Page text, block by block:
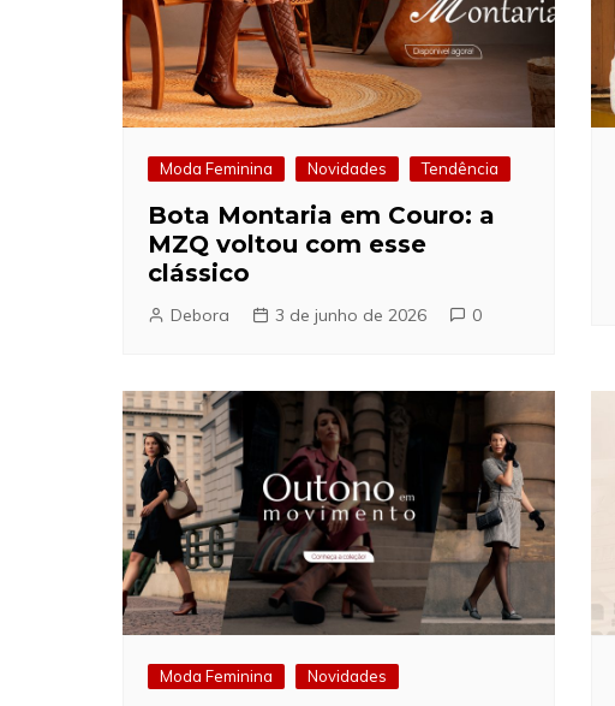
Moda Feminina Novidades Tendência
Bota Montaria em Couro: a
MZQ voltou com esse
clássico
Debora 3 de junho de 2026 0
Moda Feminina Novidades